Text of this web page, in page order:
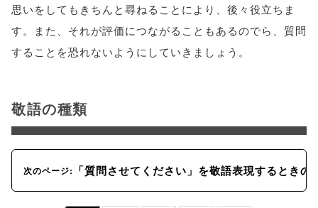
思いをしてもきちんと尋ねることにより、後々役立ちま
す。また、それが評価につながることもあるのでら、質問
することを恐れないようにしていきましょう。
敬語の種類
次のページ: 「質問させてください」を敬語表現するときの